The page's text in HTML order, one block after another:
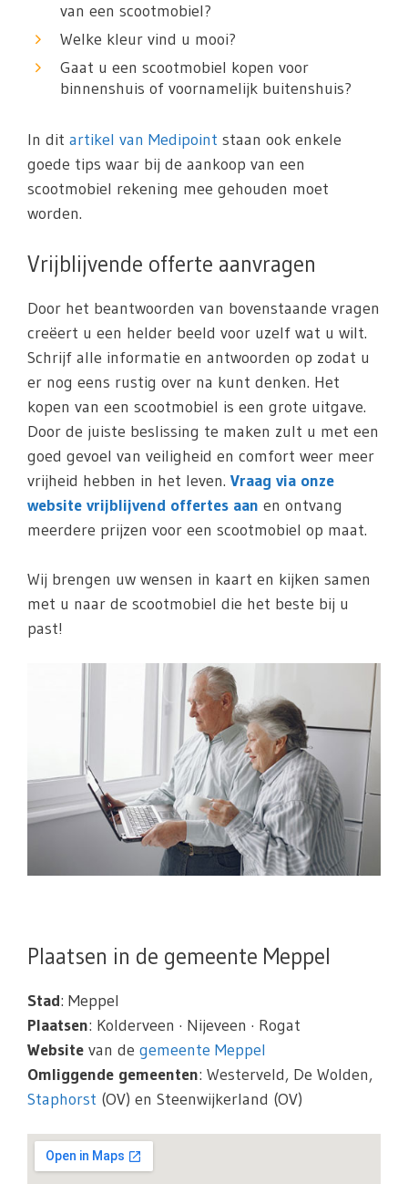
van een scootmobiel?
Welke kleur vind u mooi?
Gaat u een scootmobiel kopen voor
binnenshuis of voornamelijk buitenshuis?
In dit artikel van Medipoint staan ook enkele
goede tips waar bij de aankoop van een
scootmobiel rekening mee gehouden moet
worden.
Vrijblijvende offerte aanvragen
Door het beantwoorden van bovenstaande vragen
creëert u een helder beeld voor uzelf wat u wilt.
Schrijf alle informatie en antwoorden op zodat u
er nog eens rustig over na kunt denken. Het
kopen van een scootmobiel is een grote uitgave.
Door de juiste beslissing te maken zult u met een
goed gevoel van veiligheid en comfort weer meer
vrijheid hebben in het leven. Vraag via onze
website vrijblijvend offertes aan en ontvang
meerdere prijzen voor een scootmobiel op maat.
Wij brengen uw wensen in kaart en kijken samen
met u naar de scootmobiel die het beste bij u
past!
Plaatsen in de gemeente Meppel
Stad: Meppel
Plaatsen: Kolderveen · Nijeveen · Rogat
Website van de gemeente Meppel
Omliggende gemeenten: Westerveld, De Wolden,
Staphorst (OV) en Steenwijkerland (OV)